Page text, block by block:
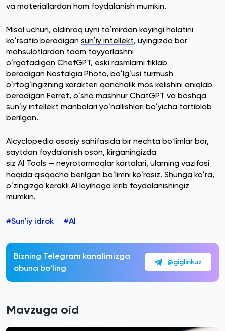
va materiallardan ham foydalanish mumkin.
Misol uchun, oldinroq uyni taʼmirdan keyingi holatini
koʻrsatib beradigan sunʼiy intellekt, uyingizda bor
mahsulotlardan taom tayyorlashni
oʻrgatadigan ChefGPT, eski rasmlarni tiklab
beradigan Nostalgia Photo, boʻlgʻusi turmush
oʻrtogʻingizning xarakteri qanchalik mos kelishini aniqlab
beradigan Ferret, oʻsha mashhur ChatGPT va boshqa
sunʼiy intellekt manbalari yoʻnallishlari boʻyicha tartiblab
berilgan.
AIcyclopedia asosiy sahifasida bir nechta boʻlimlar bor,
saytdan foydalanish oson, kirganingizda
siz AI Tools — neyrotarmoqlar kartalari, ularning vazifasi
haqida qisqacha berilgan boʻlimni koʻrasiz. Shunga koʻra,
oʻzingizga kerakli AI loyihaga kirib foydalanishingiz
mumkin.
#Sun’iy idrok #AI
Bizning Telegram kanalimizga
obuna boʻling
@giglinkuz
Mavzuga oid